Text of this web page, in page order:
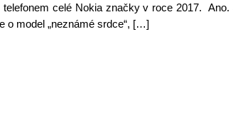
celé Nokia značky v roce 2017. Ano.
o model „neznámé srdce“, […]